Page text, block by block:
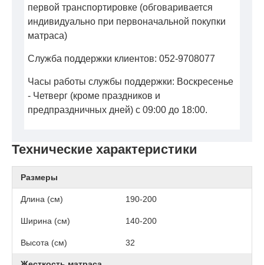
Технические характеристики
Размеры
Длина (см) 190-200
Ширина (см) 140-200
Высота (см) 32
первой транспортировке (обговаривается
индивидуально при первоначальной покупки
матраса)
Служба поддержки клиентов: 052-9708077
Часы работы службы поддержки: Воскресенье
- Четверг (кроме праздников и
предпраздничных дней) с 09:00 до 18:00.